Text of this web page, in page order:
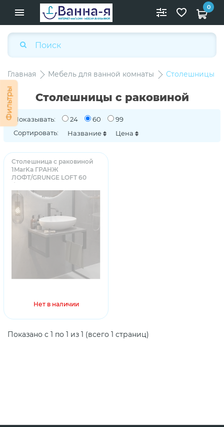
0
Главная Мебель для ванной комнаты Столешницы с
Столешницы с раковиной
Показывать: 24 60
99
Сортировать:
Название Цена
Столешница с раковиной
1MarKa ГРАНЖ
ЛОФТ/GRUNGE LOFT 60
Нет в наличии
Показано с 1 по 1 из 1 (всего 1 страниц)
Фильтры